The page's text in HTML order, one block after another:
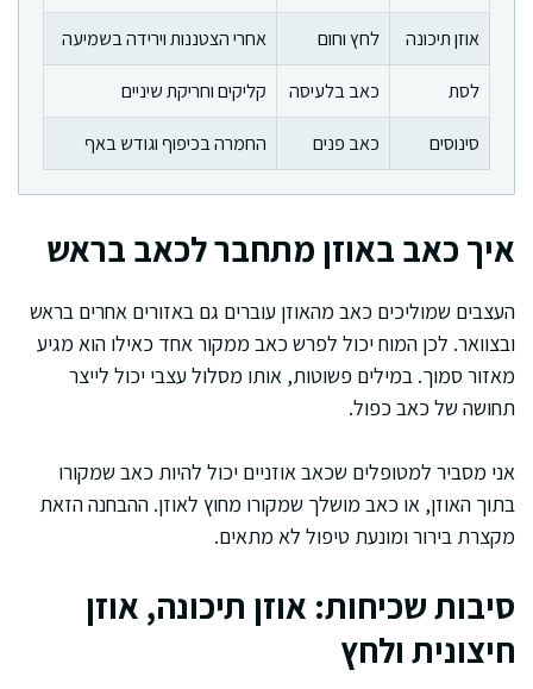
אוזן תיכונה
לחץ וחום
אחרי הצטננות וירידה בשמיעה
לסת
כאב בלעיסה
קליקים וחריקת שיניים
סינוסים
כאב פנים החמרה בכיפוף וגודש באף
איך כאב באוזן מתחבר לכאב בראש
העצבים שמוליכים כאב מהאוזן עוברים גם באזורים אחרים בראש
ובצוואר. לכן המוח יכול לפרש כאב ממקור אחד כאילו הוא מגיע
מאזור סמוך. במילים פשוטות, אותו מסלול עצבי יכול לייצר
תחושה של כאב כפול.
אני מסביר למטופלים שכאב אוזניים יכול להיות כאב שמקורו
בתוך האוזן, או כאב מושלך שמקורו מחוץ לאוזן. ההבחנה הזאת
מקצרת בירור ומונעת טיפול לא מתאים.
סיבות שכיחות: אוזן תיכונה, אוזן
חיצונית ולחץ